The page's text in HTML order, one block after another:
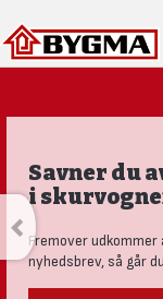
Savner du
i
Fremover
nyhedsbrev, så går